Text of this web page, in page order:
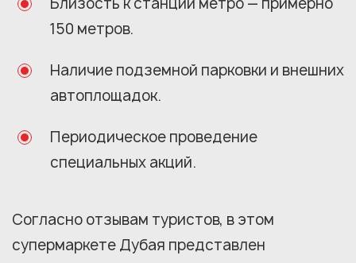
150 метров.
Наличие подземной парковки и внешних
автоплощадок.
Периодическое проведение
специальных акций.
Согласно отзывам туристов, в этом
супермаркете Дубая представлен